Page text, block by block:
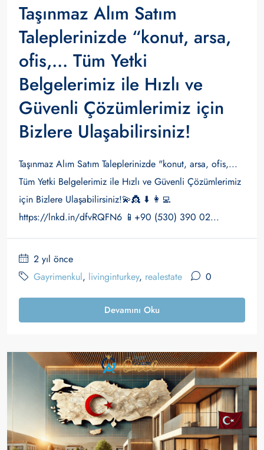
Taşınmaz Alım Satım
Taleplerinizde “konut, arsa,
ofis,… Tüm Yetki
Belgelerimiz ile Hızlı ve
Güvenli Çözümlerimiz için
Bizlere Ulaşabilirsiniz!
Taşınmaz Alım Satım Taleplerinizde "konut, arsa, ofis,...
Tüm Yetki Belgelerimiz ile Hızlı ve Güvenli Çözümlerimiz
için Bizlere Ulaşabilirsiniz!💫👸 ⬇️ 👩‍💻
https://lnkd.in/dfvRQFN6 📱+90 (530) 390 02...
2 yıl önce
Gayrimenkul, livinginturkey, realestate 0
Devamını Oku